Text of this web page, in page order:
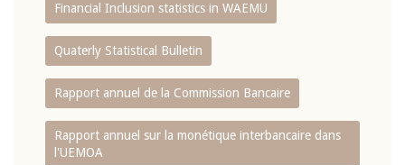
Financial Inclusion statistics in WAEMU
Quaterly Statistical Bulletin
Rapport annuel de la Commission Bancaire
Rapport annuel sur la monétique interbancaire dans
l'UEMOA